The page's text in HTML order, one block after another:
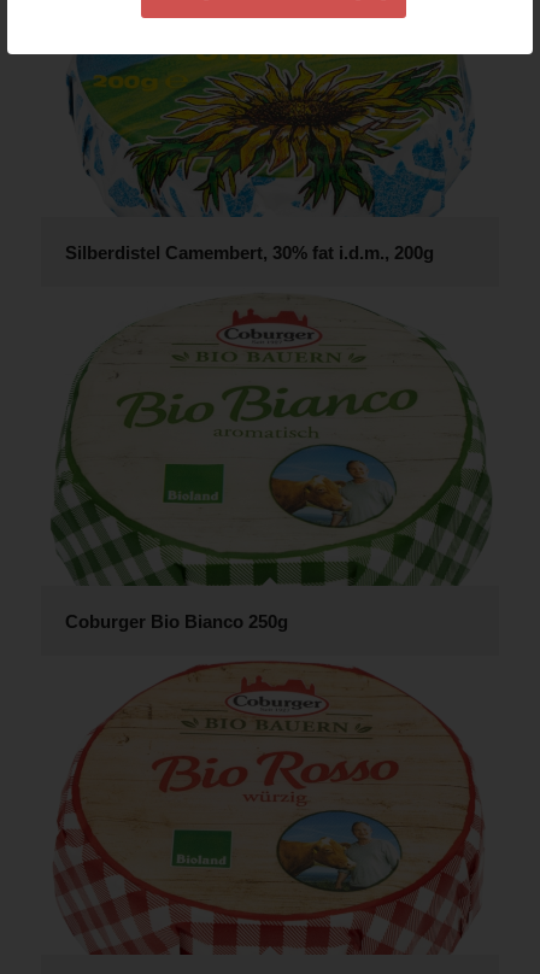
Silberdistel Camembert, 30% fat i.d.m., 200g
Coburger Bio Bianco 250g